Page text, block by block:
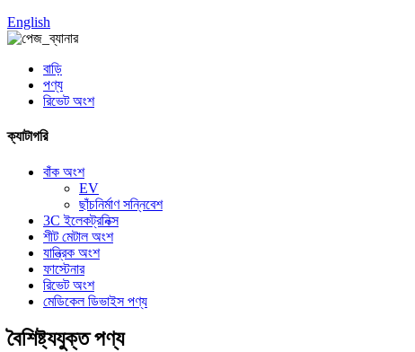
English
বাড়ি
পণ্য
রিভেট অংশ
ক্যাটাগরি
বাঁক অংশ
EV
ছাঁচনির্মাণ সন্নিবেশ
3C ইলেকট্রনিক্স
শীট মেটাল অংশ
যান্ত্রিক অংশ
ফাস্টেনার
রিভেট অংশ
মেডিকেল ডিভাইস পণ্য
বৈশিষ্ট্যযুক্ত পণ্য